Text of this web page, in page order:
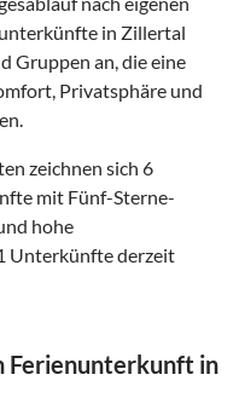
in Zillertal
Gruppen an, die eine
Privatsphäre und
zeichnen sich 6
mit Fünf-Sterne-
hohe
Unterkünfte derzeit
Ferienunterkunft in